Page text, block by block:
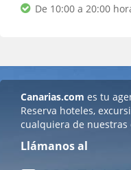
De 10:00 a 20:00
Canarias.com es tu
Reserva hoteles,
cualquiera de nuestras
Llámanos al